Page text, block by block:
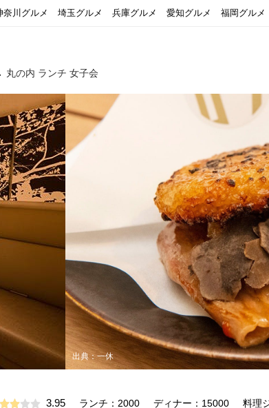
奈川グルメ 埼玉グルメ 兵庫グルメ 愛知グルメ 福岡グルメ
丸の内 ランチ 女子会
出典：一休
3.95 ランチ：2000 ディナー：15000
料理